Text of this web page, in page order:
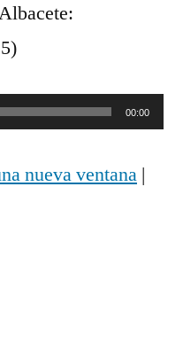
00:00
nueva ventana |